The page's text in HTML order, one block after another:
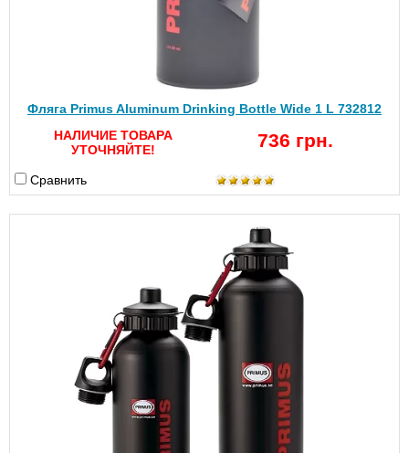
Фляга Primus Aluminum Drinking Bottle Wide 1 L 732812
НАЛИЧИЕ ТОВАРА
УТОЧНЯЙТЕ!
736 грн.
Сравнить